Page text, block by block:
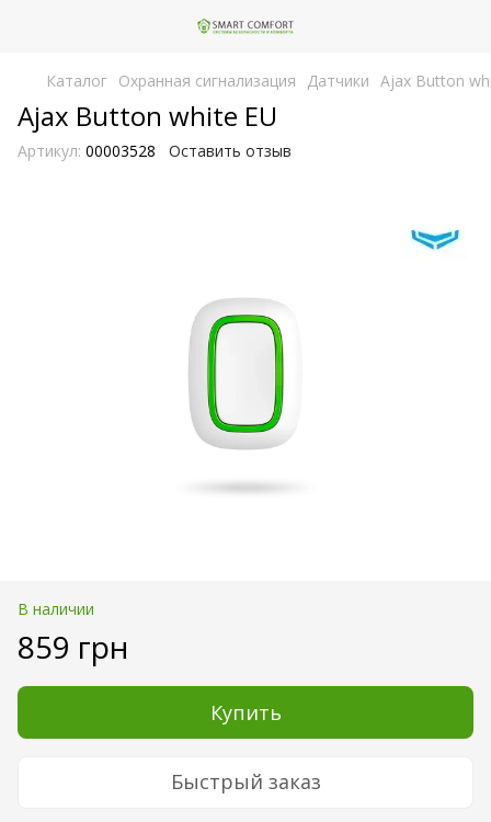
Каталог Охранная сигнализация Датчики Ajax Button
Ajax Button white EU
Артикул: 00003528 Оставить отзыв
В наличии
859 грн
Купить
Быстрый заказ